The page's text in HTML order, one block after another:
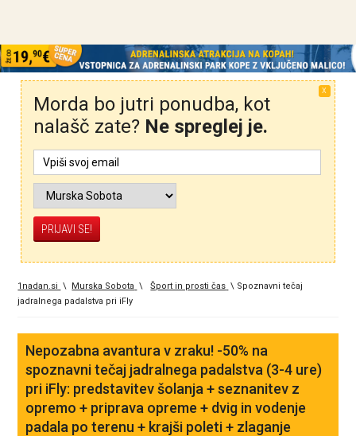
X
Morda bo jutri ponudba, kot
nalašč zate? Ne spreglej je.
1nadan.si \ Murska Sobota \ Šport in prosti čas \ Spoznavni tečaj
jadralnega padalstva pri iFly
Nepozabna avantura v zraku! -50% na
spoznavni tečaj jadralnega padalstva (3-4 ure)
pri iFly: predstavitev šolanja + seznanitev z
opremo + priprava opreme + dvig in vodenje
padala po terenu + krajši poleti + zlaganje